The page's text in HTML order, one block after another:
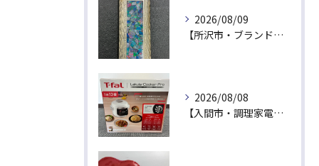
2026/08/09
【所沢市・ブランドライター買取】捨てたら損！カルティエの希少オパールガスライターが出張買取にて最高値！
2026/08/08
【入間市・調理家電買取】新品未開封は最高値！ティファール「ラクラ・クッカー プロ」を出張買取でお買取！